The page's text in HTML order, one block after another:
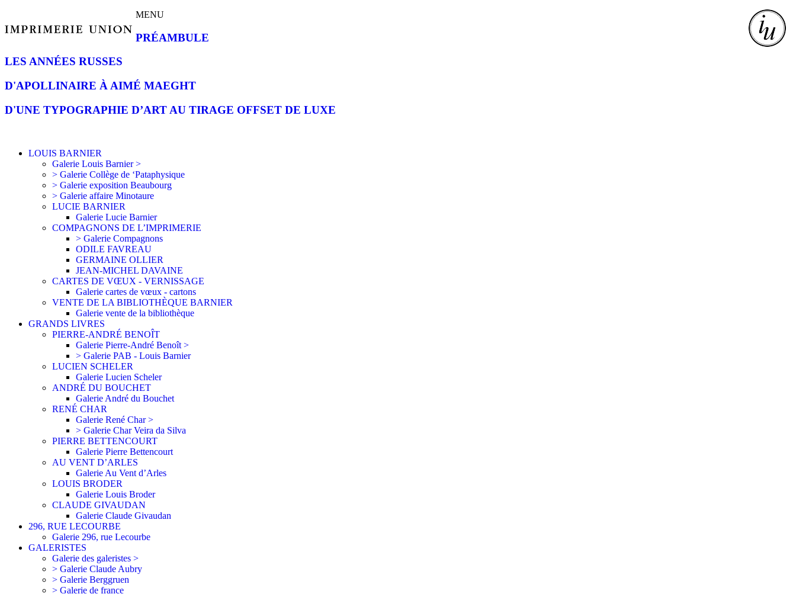
MENU
PRÉAMBULE
LES ANNÉES RUSSES
D'APOLLINAIRE À AIMÉ MAEGHT
D'UNE TYPOGRAPHIE D’ART AU TIRAGE OFFSET DE LUXE
LOUIS BARNIER
Galerie Louis Barnier >
> Galerie Collège de ‘Pataphysique
> Galerie exposition Beaubourg
> Galerie affaire Minotaure
LUCIE BARNIER
Galerie Lucie Barnier
COMPAGNONS DE L’IMPRIMERIE
> Galerie Compagnons
ODILE FAVREAU
GERMAINE OLLIER
JEAN-MICHEL DAVAINE
CARTES DE VŒUX - VERNISSAGE
Galerie cartes de vœux - cartons
VENTE DE LA BIBLIOTHÈQUE BARNIER
Galerie vente de la bibliothèque
GRANDS LIVRES
PIERRE-ANDRÉ BENOÎT
Galerie Pierre-André Benoît >
> Galerie PAB - Louis Barnier
LUCIEN SCHELER
Galerie Lucien Scheler
ANDRÉ DU BOUCHET
Galerie André du Bouchet
RENÉ CHAR
Galerie René Char >
> Galerie Char Veira da Silva
PIERRE BETTENCOURT
Galerie Pierre Bettencourt
AU VENT D’ARLES
Galerie Au Vent d’Arles
LOUIS BRODER
Galerie Louis Broder
CLAUDE GIVAUDAN
Galerie Claude Givaudan
296, RUE LECOURBE
Galerie 296, rue Lecourbe
GALERISTES
Galerie des galeristes >
> Galerie Claude Aubry
> Galerie Berggruen
> Galerie de france